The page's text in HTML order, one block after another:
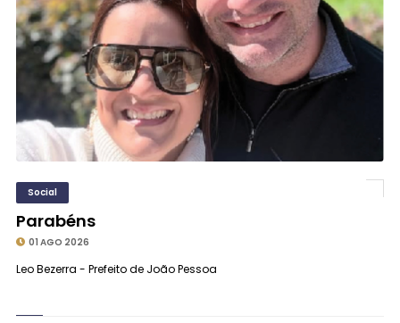
Social
Parabéns
01 AGO 2026
Leo Bezerra - Prefeito de João Pessoa